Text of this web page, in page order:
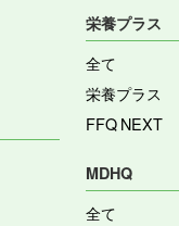
栄養プラス
全て
栄養プラス
FFQ NEXT
MDHQ
全て